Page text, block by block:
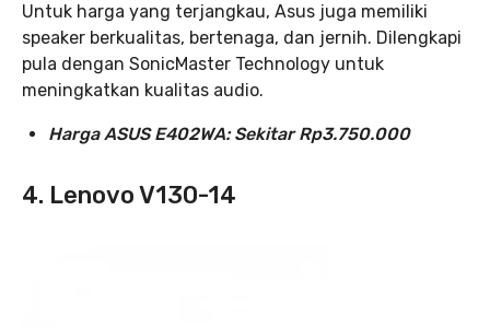
Untuk harga yang terjangkau, Asus juga memiliki
speaker berkualitas, bertenaga, dan jernih. Dilengkapi
pula dengan SonicMaster Technology untuk
meningkatkan kualitas audio.
Harga ASUS E402WA: Sekitar Rp3.750.000
4. Lenovo V130-14